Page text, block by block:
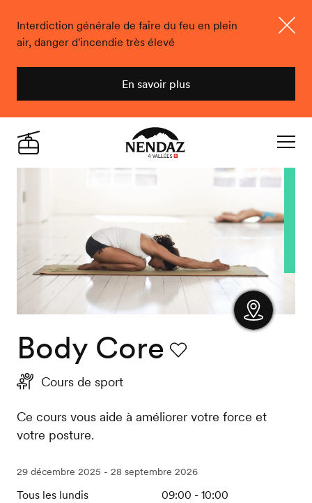
Interdiction générale de faire du feu en plein
air, danger d'incendie très élevé
En savoir plus
Nendaz
Live
Body Core
Cours de sport
Ce cours vous aide à améliorer votre force et
votre posture.
29 décembre 2025 - 28 septembre 2026
Tous les lundis 09:00 - 10:00